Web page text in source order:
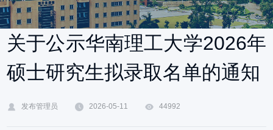
关于公示华南理工大学2026年
硕士研究生拟录取名单的通知
发布管理员 2026-05-11 44992